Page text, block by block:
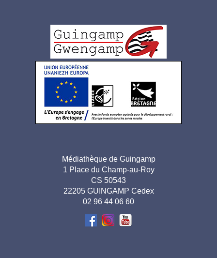
de
page
Adresse
pied de
Médiathèque de Guingamp
1 Place du Champ-au-Roy
CS 50543
22205 GUINGAMP Cedex
02 96 44 06 60